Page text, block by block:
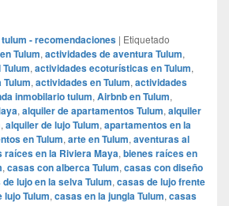
casa en Tulum? Te
- recomendaciones | Etiquetado
Tulum, actividades de aventura Tulum,
, actividades ecoturísticas en Tulum,
, actividades en Tulum, actividades
inmobilario tulum, Airbnb en Tulum,
, alquiler de apartamentos Tulum, alquiler
, alquiler de lujo Tulum, apartamentos en la
en Tulum, arte en Tulum, aventuras al
raíces en la Riviera Maya, bienes raíces en
, casas con alberca Tulum, casas con diseño
lujo en la selva Tulum, casas de lujo frente
lujo Tulum, casas en la jungla Tulum, casas